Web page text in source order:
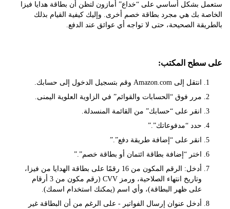
بشكل أساسي على “خداع” أمازون لتظن أن بطاقة هدايا فيزا
بك هي مجرد بطاقة خصم أخرى. وإليك كيفية القيام بذلك
الصحيحة، حتى لا تواجه أي عوائق عند الدفع.
المكتب:
انتقل إلى Amazon.com وقم بتسجيل الدخول إلى حسابك.
مرر فوق “الحسابات والقوائم” في الزاوية العلوية اليمنى.
انقر على “حسابك” من القائمة المنسدلة.
حدد “مدفوعاتك”.”
انقر على “إضافة طريقة دفع”.”
اختر “إضافة بطاقة ائتمان أو بطاقة خصم”.”
أدخل: الرقم المكون من 16 رقمًا على بطاقة الهدايا من فيزا،
وتاريخ انتهاء الصلاحية، ورمز CVV (رقم مكون من 3 أرقام
على ظهر البطاقة)، وأي اسم (يمكنك استخدام اسمك).
أدخل عنوان إرسال الفواتير - على الرغم من أن البطاقة غير